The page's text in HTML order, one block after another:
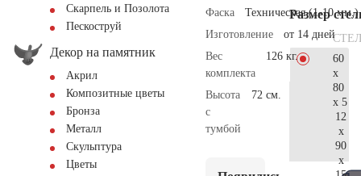
Скарпель и Позолота
Пескоструй
Декор на памятник
Акрил
Композитные цветы
Бронза
Металл
Скульптура
Цветы
Фаска
Техническая (1-10 мм.)
Изготовление
от 14 дней
Вес
комплекта
126 кг.
Высота
с
тумбой
72 см.
Размер
60
x
80
x 5
12
x
90
x